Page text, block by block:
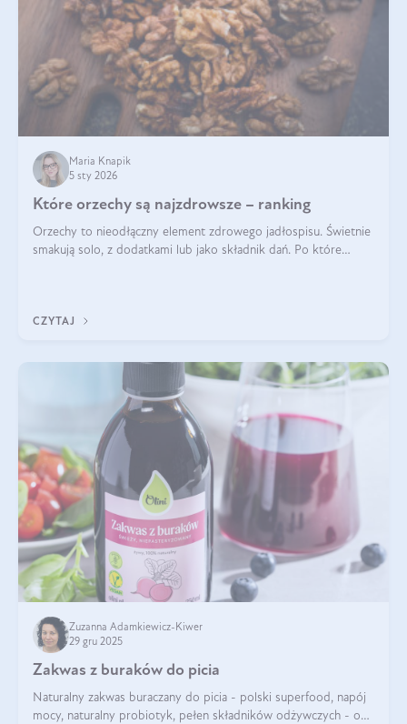
Maria Knapik
5 sty 2026
Które orzechy są najzdrowsze – ranking
Orzechy to nieodłączny element zdrowego jadłospisu. Świetnie
smakują solo, z dodatkami lub jako składnik dań. Po które
CZYTAJ
Zuzanna Adamkiewicz-Kiwer
29 gru 2025
Zakwas z buraków do picia
Naturalny zakwas buraczany do picia - polski superfood, napój
mocy, naturalny probiotyk, pełen składników odżywczych - o